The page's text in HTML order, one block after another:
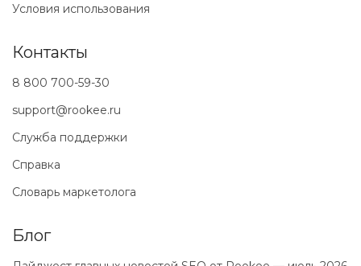
Блог
Условия использования
Контакты
8 800 700-59-30
support@rookee.ru
Служба поддержки
Справка
Словарь маркетолога